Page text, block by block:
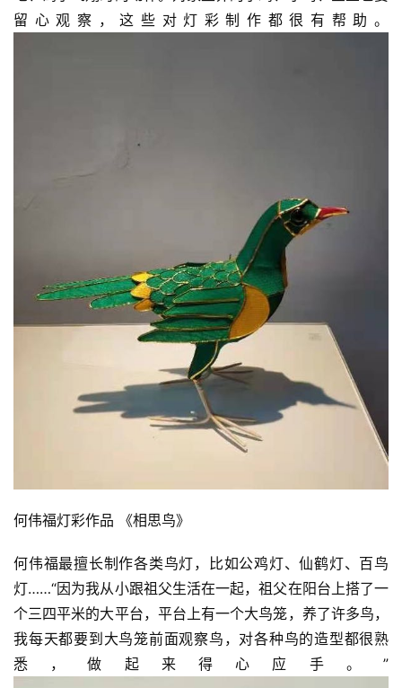
留心观察，这些对灯彩制作都很有帮助。
何伟福灯彩作品 《相思鸟》
何伟福最擅长制作各类鸟灯，比如公鸡灯、仙鹤灯、百鸟
灯……“因为我从小跟祖父生活在一起，祖父在阳台上搭了一
个三四平米的大平台，平台上有一个大鸟笼，养了许多鸟，
我每天都要到大鸟笼前面观察鸟，对各种鸟的造型都很熟
悉，做起来得心应手。”